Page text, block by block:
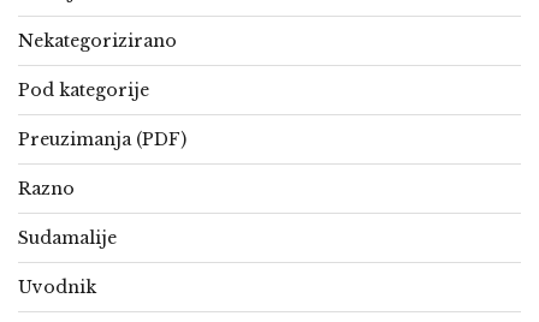
Nekategorizirano
Pod kategorije
Preuzimanja (PDF)
Razno
Sudamalije
Uvodnik